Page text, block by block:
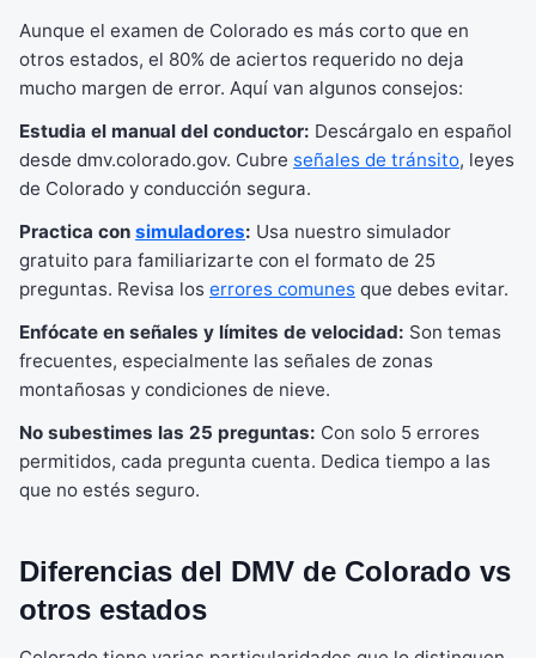
Aunque el examen de Colorado es más corto que en
otros estados, el 80% de aciertos requerido no deja
mucho margen de error. Aquí van algunos consejos:
Estudia el manual del conductor: Descárgalo en español
desde dmv.colorado.gov. Cubre señales de tránsito, leyes
de Colorado y conducción segura.
Practica con simuladores: Usa nuestro simulador
gratuito para familiarizarte con el formato de 25
preguntas. Revisa los errores comunes que debes evitar.
Enfócate en señales y límites de velocidad: Son temas
frecuentes, especialmente las señales de zonas
montañosas y condiciones de nieve.
No subestimes las 25 preguntas: Con solo 5 errores
permitidos, cada pregunta cuenta. Dedica tiempo a las
que no estés seguro.
Diferencias del DMV de Colorado vs
otros estados